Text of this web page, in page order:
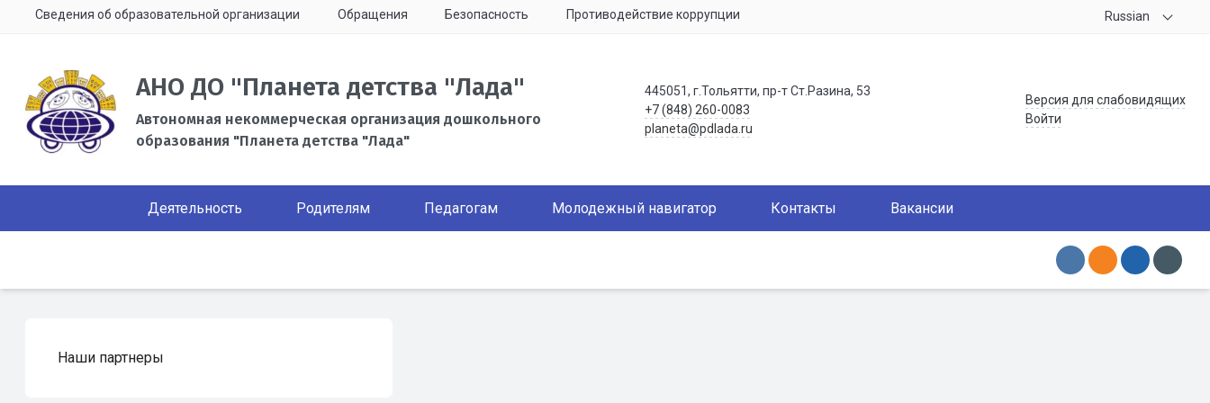
Сведения об образовательной организации Обращения Безопасность Противодействие коррупции Russian
АНО ДО "Планета детства "Лада"
Автономная некоммерческая организация дошкольного
образования "Планета детства "Лада"
445051, г.Тольятти, пр-т Ст.Разина, 53
+7 (848) 260-0083
planeta@pdlada.ru
Версия для слабовидящих
Войти
Деятельность Родителям Педагогам Молодежный навигатор Контакты Вакансии
Наши партнеры